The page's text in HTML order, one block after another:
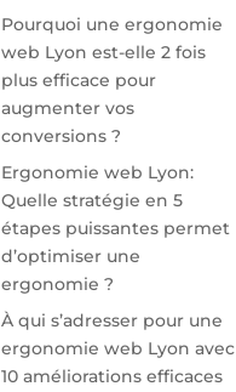
Pourquoi une ergonomie
web Lyon est-elle 2 fois
plus efficace pour
augmenter vos
conversions ?
Ergonomie web Lyon:
Quelle stratégie en 5
étapes puissantes permet
d’optimiser une
ergonomie ?
À qui s’adresser pour une
ergonomie web Lyon avec
10 améliorations efficaces